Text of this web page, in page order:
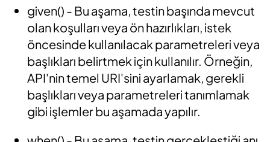
given() - Bu aşama, testin başında mevcut
olan koşulları veya ön hazırlıkları, istek
öncesinde kullanılacak parametreleri veya
başlıkları belirtmek için kullanılır. Örneğin,
API'nin temel URI'sini ayarlamak, gerekli
başlıkları veya parametreleri tanımlamak
gibi işlemler bu aşamada yapılır.